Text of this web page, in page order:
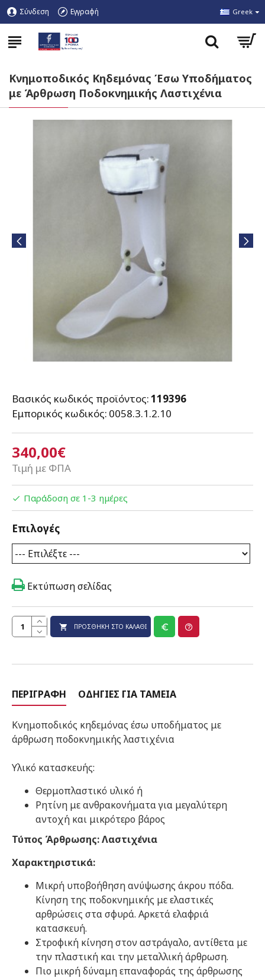
Σύνδεση Εγγραφή Greek
Κνημοποδικός Κηδεμόνας Έσω Υποδήματος
με Άρθρωση Ποδοκνημικής Λαστιχένια
340,00€
Τιμή με ΦΠΑ
Βασικός κωδικός προϊόντος:119396
Εμπορικός κωδικός: 0058.3.1.2.10
Παράδοση σε 1-3 ημέρες
Επιλογές
ΠΡΟΣΘΉΚΗ ΣΤΟ ΚΑΛΆΘΙ
Εκτύπωση σελίδας
ΠΕΡΙΓΡΑΦΉ ΟΔΗΓΊΕΣ ΓΙΑ ΤΑΜΕΊΑ
Κνημοποδικός κηδεμόνας έσω υποδήματος με
άρθρωση ποδοκνημικής λαστιχένια
Υλικό κατασκευής:
Θερμοπλαστικό υλικό ή
Ρητίνη με ανθρακονήματα για μεγαλύτερη
αντοχή και μικρότερο βάρος
Τύπος Άρθρωσης: Λαστιχένια
Χαρακτηριστικά:
Μικρή υποβοήθηση ανύψωσης άκρου πόδα.
Κίνηση της ποδοκνημικής με ελαστικές
αρθρώσεις στα σφυρά. Αρκετά ελαφριά
κατασκευή.
Στροφική κίνηση στον αστράγαλο, αντίθετα με
την πλαστική και την μεταλλική άρθρωση.
Πιο μικρή δύναμη επαναφοράς της άρθρωσης